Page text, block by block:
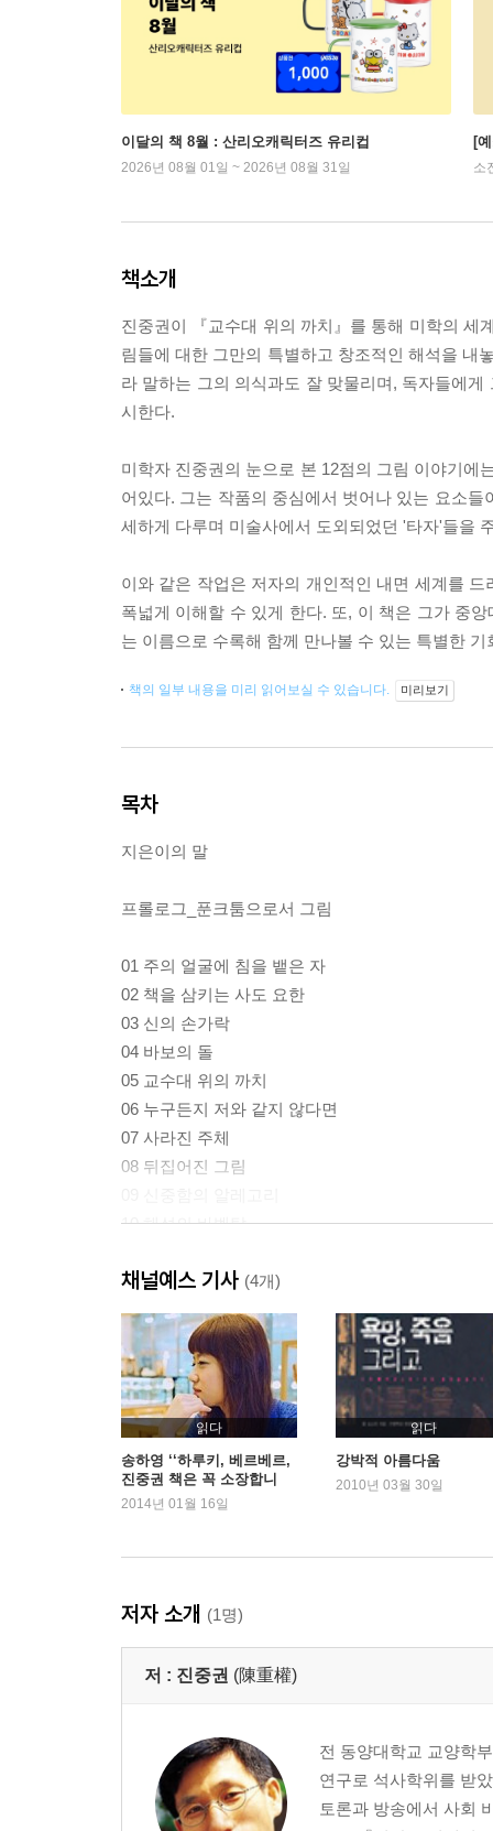
이달의 책 8월 : 산리오캐릭터즈 유리컵
2026년 08월 01일 ~ 2026년 08월 31일
[
소
책소개
진중권이 『교수대 위의 까치』를 통해 미학의 세
림들에 대한 그만의 특별하고 창조적인 해석을 내
라 말하는 그의 의식과도 잘 맞물리며, 독자들에
시한다.
미학자 진중권의 눈으로 본 12점의 그림 이야기에
어있다. 그는 작품의 중심에서 벗어나 있는 요소
세하게 다루며 미술사에서 도외되었던 '타자'들을
이와 같은 작업은 저자의 개인적인 내면 세계를
폭넓게 이해할 수 있게 한다. 또, 이 책은 그가 중
는 이름으로 수록해 함께 만나볼 수 있는 특별한 기
책의 일부 내용을 미리 읽어보실 수 있습니다. 미리보기
목차
지은이의 말
프롤로그_푼크툼으로서 그림
01 주의 얼굴에 침을 뱉은 자
02 책을 삼키는 사도 요한
03 신의 손가락
04 바보의 돌
05 교수대 위의 까치
06 누구든지 저와 같지 않다면
07 사라진 주체
08 뒤집어진 그림
10 해석의 바벨탑
12 고야의 개
채널예스 기사 (4개)
읽다
송하영 ‘‘하루키, 베르베르,
진중권 책은 꼭 소장합니
다’’
2014년 01월 16일
읽다
강박적 아름다움
2010년 03월 30일
저자 소개 (1명)
저 : 진중권 (陳重權)
전 동양대학교 교양학
연구로 석사학위를 받
토론과 방송에서 사회